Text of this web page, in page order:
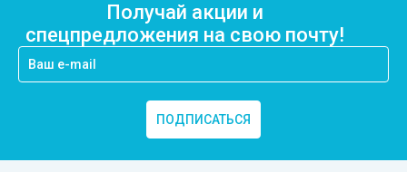
Получай акции и
спецпредложения на свою почту!
ПОДПИСАТЬСЯ